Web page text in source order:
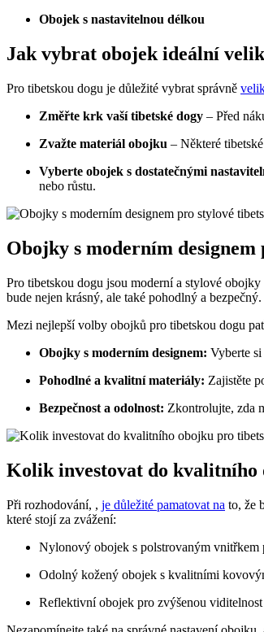
Obojek s nastavitelnou délkou
Jak vybrat obojek ideální
Pro tibetskou dogu je důležité vybrat správně
Změřte krk vaší tibetské dogy – Před
Zvažte materiál obojku – Některé
Vyberte obojek s dostatečnými
nebo růstu.
Obojky s moderním
Pro tibetskou dogu jsou moderní a stylové
bude nejen krásný, ale také pohodlný a bezpečný.
Mezi nejlepší volby obojků pro tibetskou dogu
Obojky s moderním designem: Vyberte
Pohodlné a kvalitní materiály: Zajistěte
Bezpečnost a odolnost: Zkontrolujte, zda
Kolik investovat do kvalitního
Při rozhodování, , je důležité pamatovat na to, že
které stojí za zvážení:
Nylonový obojek s polstrovaným vnitřkem
Odolný kožený obojek s kvalitními
Reflektivní obojek pro zvýšenou